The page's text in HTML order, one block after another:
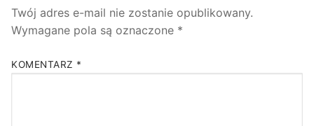
Twój adres e-mail nie zostanie opublikowany.
Wymagane pola są oznaczone *
KOMENTARZ *